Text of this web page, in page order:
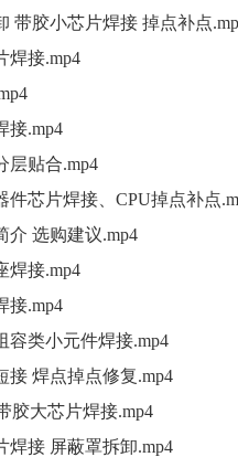
带胶小芯片焊接 掉点补点
焊接.mp4
接.mp4
层贴合.mp4
件芯片焊接、CPU掉点补点
介 选购建议.mp4
焊接.mp4
接.mp4
容类小元件焊接.mp4
接 焊点掉点修复.mp4
胶大芯片焊接.mp4
焊接 屏蔽罩拆卸.mp4